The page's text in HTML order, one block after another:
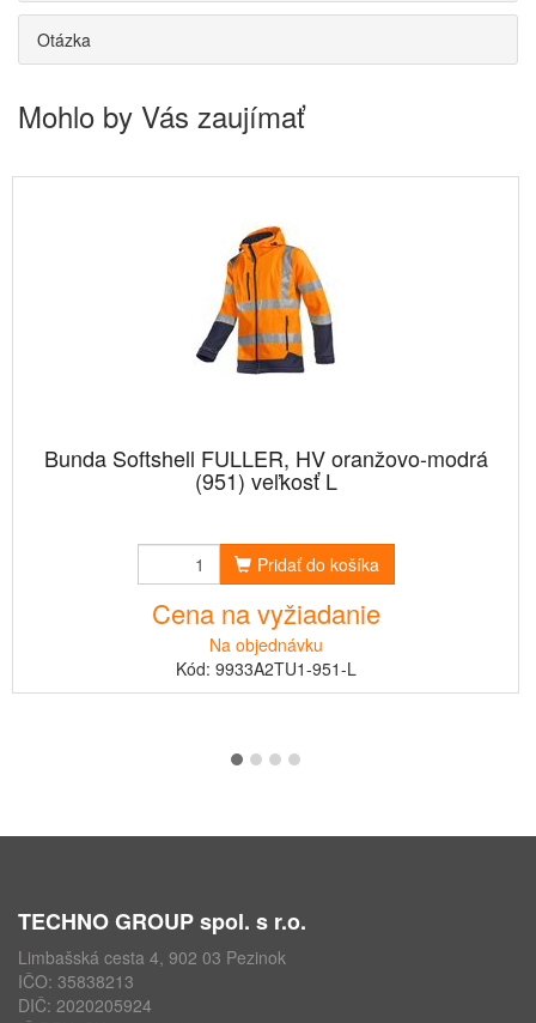
Otázka
Mohlo by Vás zaujímať
Bunda Softshell FULLER, HV oranžovo-modrá
(951) veľkosť L
Pridať do košíka
Cena na vyžiadanie
Na objednávku
Kód: 9933A2TU1-951-L
TECHNO GROUP spol. s r.o.
Limbašská cesta 4, 902 03 Pezinok
IČO: 35838213
DIČ: 2020205924